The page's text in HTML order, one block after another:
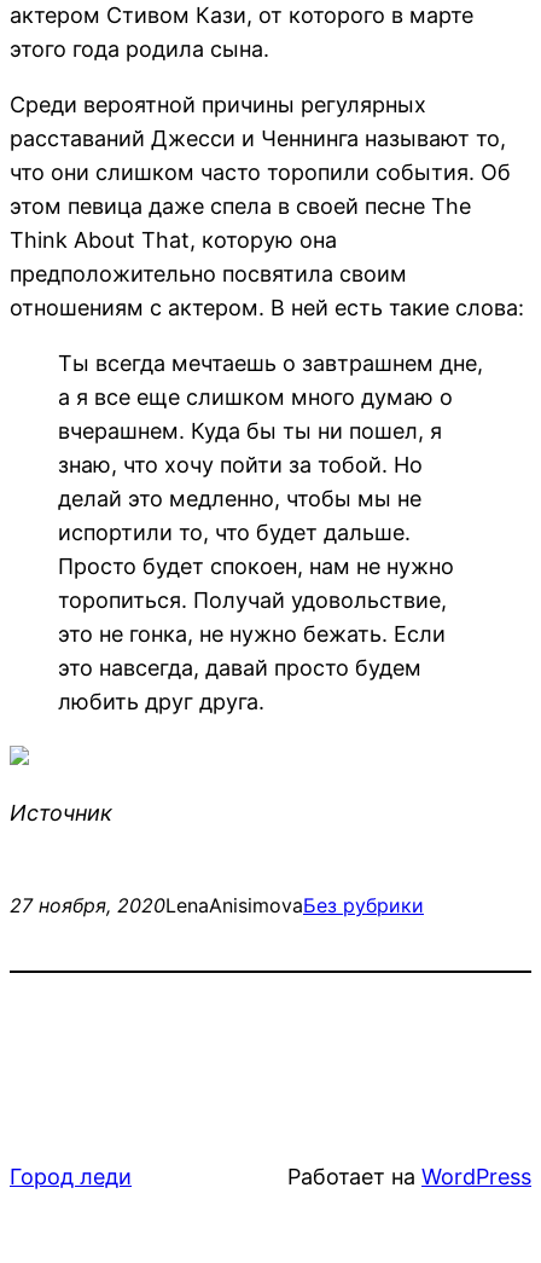
актером Стивом Кази, от которого в марте
этого года родила сына.
Среди вероятной причины регулярных
расставаний Джесси и Ченнинга называют то,
что они слишком часто торопили события. Об
этом певица даже спела в своей песне The
Think About That, которую она
предположительно посвятила своим
отношениям с актером. В ней есть такие слова:
Ты всегда мечтаешь о завтрашнем дне,
а я все еще слишком много думаю о
вчерашнем. Куда бы ты ни пошел, я
знаю, что хочу пойти за тобой. Но
делай это медленно, чтобы мы не
испортили то, что будет дальше.
Просто будет спокоен, нам не нужно
торопиться. Получай удовольствие,
это не гонка, не нужно бежать. Если
это навсегда, давай просто будем
любить друг друга.
Источник
27 ноября, 2020LenaAnisimovaБез рубрики
Город леди Работает на WordPress